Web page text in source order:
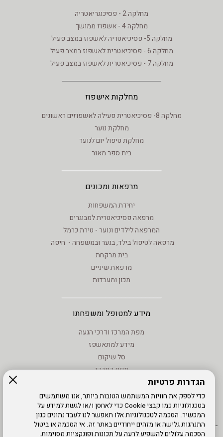
הגדרות פרטיות
כדי לספק את חוויות המשתמש הטובות ביותר, אנו משתמשים
בטכנולוגיות כמו קבצי Cookie כדי לאחסן ו/או לגשת למידע על
המכשיר. הסכמה לטכנולוגיות אלו תאפשר לנו לעבד נתונים כגון
התנהגות גלישה או מזהים ייחודיים באתר זה. אי הסכמה או ביטול
הסכמה עלולים להשפיע לרעה על תכונות ופונקציות מסוימות.
מחלקה 2 - פסיכוגריאטריה
מחלקה 4 - אשפוז ממושך
מחלקה 5- פסיכיאטריה לאשפוז במצב פעיל
מחלקה 6 - פסיכיאטרית לאשפוז במצב פעיל
מחלקה 7 - פסיכיאטרית לאשפוז במצב פעיל
מחלקות אישפוז
מחלקה 8- פסיכיאטרית פעילה לאשפוזים ראשונים
מחלקת נוער
מחלקת טיפול יום לנוער
בית ספר מאור
מרפאות ומכונים
יחידת המשפחות
מרפאה פסיכיאטרית למבוגרים
המרפאה לילדים ונוער - טירת כרמל
מרפאה לטיפול בילד, בנער ובמשפחה - חיפה
בית מרקחת
מרפאת שיניים
מכון ומעבדות
מידע למטופל ומשפחתו
מפת המרכז ודרכי הגעה
מידע למתאשפז
סל שיקום
מפת המרכז
טיפול בנזעי חשמל
מידע שימוש - קישורים לאתרים